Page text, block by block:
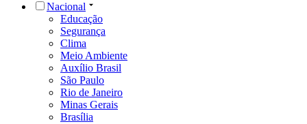
Nacional
Educação
Segurança
Clima
Meio Ambiente
Auxílio Brasil
São Paulo
Rio de Janeiro
Minas Gerais
Brasília